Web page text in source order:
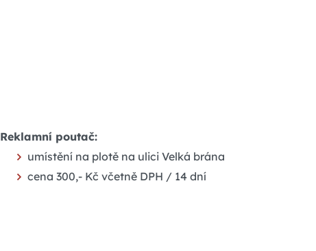
Reklamní poutač:
umístění na plotě na ulici Velká brána
cena 300,- Kč včetně DPH / 14 dní